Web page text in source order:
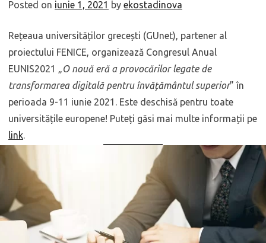
Posted on iunie 1, 2021 by ekostadinova
Rețeaua universităților grecești (GUnet), partener al
proiectului FENICE, organizează Congresul Anual
EUNIS2021 „
O nouă eră a provocărilor legate de
transformarea digitală pentru învățământul superior” în
perioada 9-11 iunie 2021. Este deschisă pentru toate
universitățile europene! Puteți găsi mai multe informații pe
link